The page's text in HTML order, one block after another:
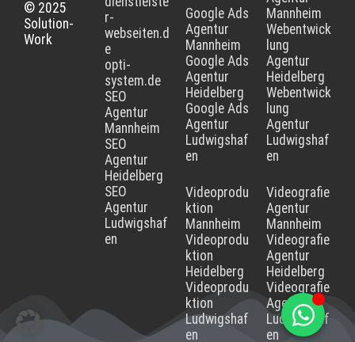
© 2025
Solution-
Work
r-
webseiten.d
e
opti-
system.de
SEO
Agentur
Mannheim
SEO
Agentur
Heidelberg
SEO
Agentur
Ludwigshaf
en
Google Ads
Agentur
Mannheim
Google Ads
Agentur
Heidelberg
Google Ads
Agentur
Ludwigshaf
en
Videoprodu
ktion
Mannheim
Videoprodu
ktion
Heidelberg
Videoprodu
ktion
Ludwigshaf
en
Mannheim
Webentwick
lung
Agentur
Heidelberg
Webentwick
lung
Agentur
Ludwigshaf
en
Videografie
Agentur
Mannheim
Videografie
Agentur
Heidelberg
Videografie
Agentur
Ludwigshaf
en